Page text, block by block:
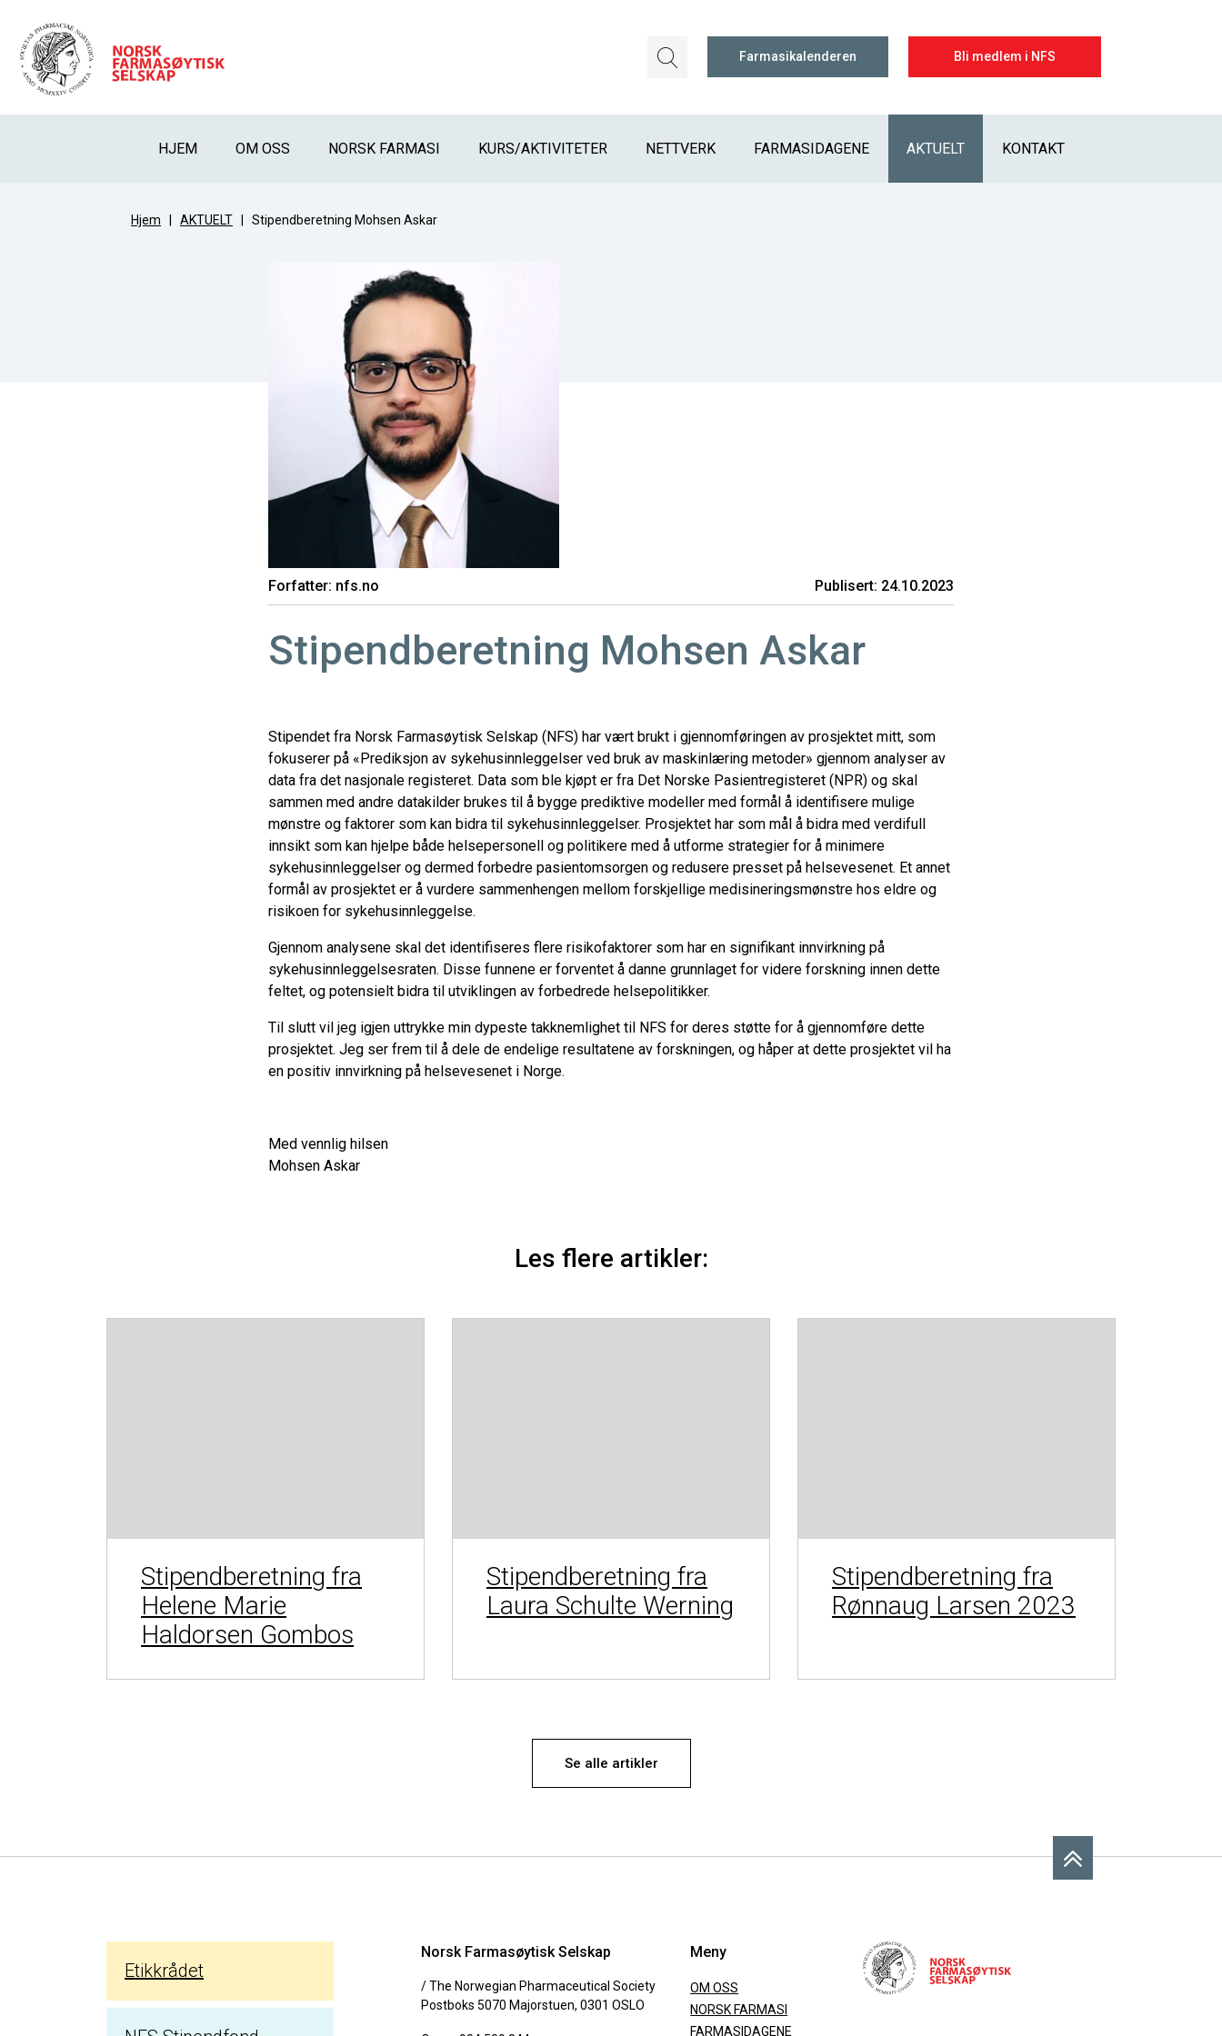
Bli medlem i NFS
Farmasikalenderen
HJEM OM OSS NORSK FARMASI KURS/AKTIVITETER NETTVERK FARMASIDAGENE AKTUELT KONTAKT
Hjem AKTUELT Stipendberetning Mohsen Askar
Forfatter: nfs.no Publisert: 24.10.2023
Stipendberetning Mohsen Askar
Stipendet fra Norsk Farmasøytisk Selskap (NFS) har vært brukt i gjennomføringen av prosjektet mitt, som
fokuserer på «Prediksjon av sykehusinnleggelser ved bruk av maskinlæring metoder» gjennom analyser av
data fra det nasjonale registeret. Data som ble kjøpt er fra Det Norske Pasientregisteret (NPR) og skal
sammen med andre datakilder brukes til å bygge prediktive modeller med formål å identifisere mulige
mønstre og faktorer som kan bidra til sykehusinnleggelser. Prosjektet har som mål å bidra med verdifull
innsikt som kan hjelpe både helsepersonell og politikere med å utforme strategier for å minimere
sykehusinnleggelser og dermed forbedre pasientomsorgen og redusere presset på helsevesenet. Et annet
formål av prosjektet er å vurdere sammenhengen mellom forskjellige medisineringsmønstre hos eldre og
risikoen for sykehusinnleggelse.
Gjennom analysene skal det identifiseres flere risikofaktorer som har en signifikant innvirkning på
sykehusinnleggelsesraten. Disse funnene er forventet å danne grunnlaget for videre forskning innen dette
feltet, og potensielt bidra til utviklingen av forbedrede helsepolitikker.
Til slutt vil jeg igjen uttrykke min dypeste takknemlighet til NFS for deres støtte for å gjennomføre dette
prosjektet. Jeg ser frem til å dele de endelige resultatene av forskningen, og håper at dette prosjektet vil ha
en positiv innvirkning på helsevesenet i Norge.
Med vennlig hilsen
Mohsen Askar
Les flere artikler:
Stipendberetning fra
Helene Marie
Haldorsen Gombos
Stipendberetning fra
Laura Schulte Werning
Stipendberetning fra
Rønnaug Larsen 2023
Se alle artikler
Etikkrådet
Norsk Farmasøytisk Selskap
/ The Norwegian Pharmaceutical Society
Postboks 5070 Majorstuen, 0301 OSLO
Meny
OM OSS
NORSK FARMASI
FARMASIDAGENE